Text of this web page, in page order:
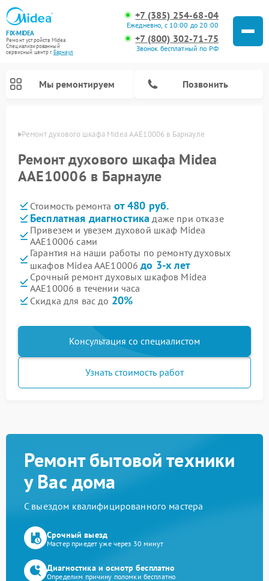
FIX-MIDEA
Ремонт устройств Midea
Специализированный
cервисный центр г.Барнаул
+7 (385) 254-68-04
Ежедневно, с 10:00 до 20:00
+7 (800) 302-71-75
Звонок бесплатный по РФ
Мы ремонтируем Позвонить
Ремонт духового шкафа Midea AAE10006 в Барнауле
Ремонт духового шкафа Midea
AAE10006 в Барнауле
Стоимость ремонта от 480 руб.
Бесплатная диагностика даже при отказе
Привезем и увезем духовой шкаф Midea
AAE10006 сами
Гарантия на наши работы по ремонту духовых
шкафов Midea AAE10006до 3-х лет
Срочный ремонт духовых шкафов Midea
AAE10006 в течении часа
Скидка для вас до 20%
Консультация со специалистом
Узнать стоимость работ
Ремонт бытовой техники
у Вас дома
С выездом квалифицированного мастера
Срочный выезд
Мастер приедет уже через 30 минут
Диагностика и осмотр бесплатно
Определим причину поломки бесплатно